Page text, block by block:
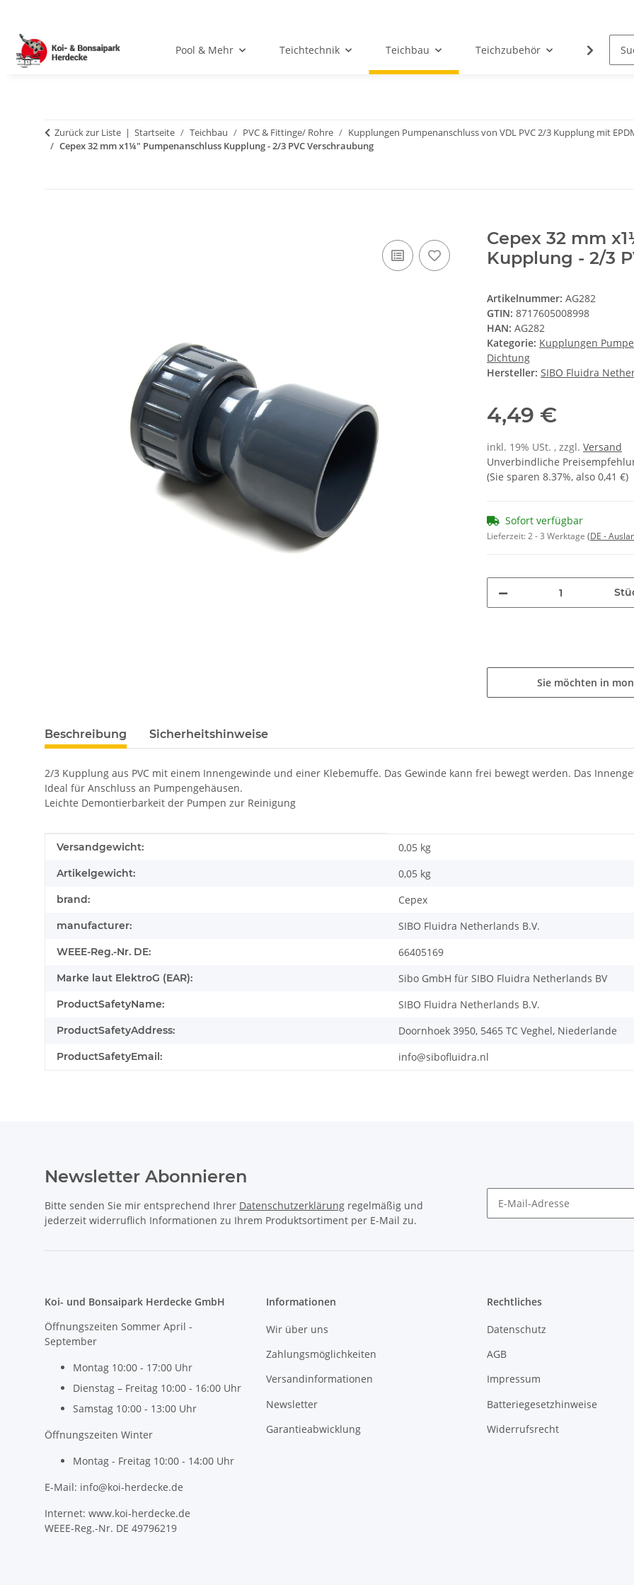
Pool & Mehr Teichtechnik Teichbau Teichzubehör
Zurück zur Liste Startseite Teichbau PVC & Fittinge/ Rohre
Kupplungen Pumpenanschluss von VDL PVC 2/3 Kupplung mit
Cepex 32 mm x1¼" Pumpenanschluss Kupplung - 2/3 PVC Verschraubung
Cepex 32 mm
Kupplung - 2/3
Artikelnummer: AG282
GTIN: 8717605008998
HAN: AG282
Kategorie: Kupplungen
Dichtung
Hersteller: SIBO Fluidra
4,49 €
inkl. 19% USt. , zzgl. Versand
Unverbindliche
(Sie sparen 8.37%, also 0,41 €)
Sofort verfügbar
Lieferzeit:2 - 3 Werktage (DE -
Sie möchten in
Beschreibung Sicherheitshinweise
2/3 Kupplung aus PVC mit einem Innengewinde und einer Klebemuffe. Das Gewinde kann frei bewegt werden. Das
Ideal für Anschluss an Pumpengehäusen.
Leichte Demontierbarkeit der Pumpen zur Reinigung
Produkteigenschaft
Wert
Versandgewicht: 0,05 kg
Artikelgewicht: 0,05 kg
brand: Cepex
manufacturer: SIBO Fluidra Netherlands B.V.
WEEE-Reg.-Nr. DE: 66405169
Marke laut ElektroG (EAR): Sibo GmbH für SIBO Fluidra Netherlands BV
ProductSafetyName: SIBO Fluidra Netherlands B.V.
ProductSafetyAddress: Doornhoek 3950, 5465 TC Veghel, Niederlande
ProductSafetyEmail: info@sibofluidra.nl
Newsletter Abonnieren
Bitte senden Sie mir entsprechend Ihrer Datenschutzerklärung regelmäßig und
jederzeit widerruflich Informationen zu Ihrem Produktsortiment per E-Mail zu.
Koi- und Bonsaipark Herdecke GmbH
Öffnungszeiten Sommer April -
September
Montag 10:00 - 17:00 Uhr
Dienstag – Freitag 10:00 - 16:00 Uhr
Samstag 10:00 - 13:00 Uhr
Öffnungszeiten Winter
Montag - Freitag 10:00 - 14:00 Uhr
E-Mail: info@koi-herdecke.de
Internet: www.koi-herdecke.de
WEEE-Reg.-Nr. DE 49796219
Informationen
Wir über uns
Zahlungsmöglichkeiten
Versandinformationen
Newsletter
Garantieabwicklung
Rechtliches
Datenschutz
AGB
Impressum
Batteriegesetzhinweise
Widerrufsrecht